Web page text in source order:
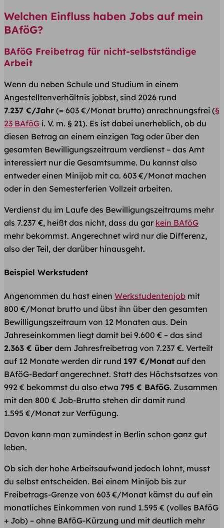
Welchen Einfluss haben Jobs auf mein
BAföG?
BAföG Freibetrag für nicht-selbstständige
Arbeit
Wenn du neben Schule und Studium in einem
Angestelltenverhältnis jobbst, sind 2026 rund
7.237 €/Jahr (= 603 €/Monat brutto) anrechnungsfrei (§
23 BAföG i. V. m. § 21). Es ist dabei unerheblich, ob du
diesen Betrag an einem einzigen Tag oder über den
gesamten Bewilligungszeitraum verdienst – das Amt
interessiert nur die Gesamtsumme. Du kannst also
entweder einen Minijob mit ca. 603 €/Monat machen
oder in den Semesterferien Vollzeit arbeiten.
Verdienst du im Laufe des Bewilligungszeitraums mehr
als 7.237 €, heißt das nicht, dass du gar kein BAföG
mehr bekommst. Angerechnet wird nur die Differenz,
also der Teil, der darüber hinausgeht.
Beispiel Werkstudent
Angenommen du hast einen Werkstudentenjob mit
800 €/Monat brutto und übst ihn über den gesamten
Bewilligungszeitraum von 12 Monaten aus. Dein
Jahreseinkommen liegt damit bei 9.600 € – das sind
2.363 € über dem Jahresfreibetrag von 7.237 €. Verteilt
auf 12 Monate werden dir rund 197 €/Monat auf den
BAföG-Bedarf angerechnet. Statt des Höchstsatzes von
992 € bekommst du also etwa 795 € BAföG. Zusammen
mit den 800 € Job-Brutto stehen dir damit rund
1.595 €/Monat zur Verfügung.
Davon kann man zumindest in Berlin schon ganz gut
leben.
Ob sich der hohe Arbeitsaufwand jedoch lohnt, musst
du selbst entscheiden. Bei einem Minijob bis zur
Freibetrags-Grenze von 603 €/Monat kämst du auf ein
monatliches Einkommen von rund 1.595 € (volles BAföG
+ Job) – ohne BAföG-Kürzung und mit deutlich mehr